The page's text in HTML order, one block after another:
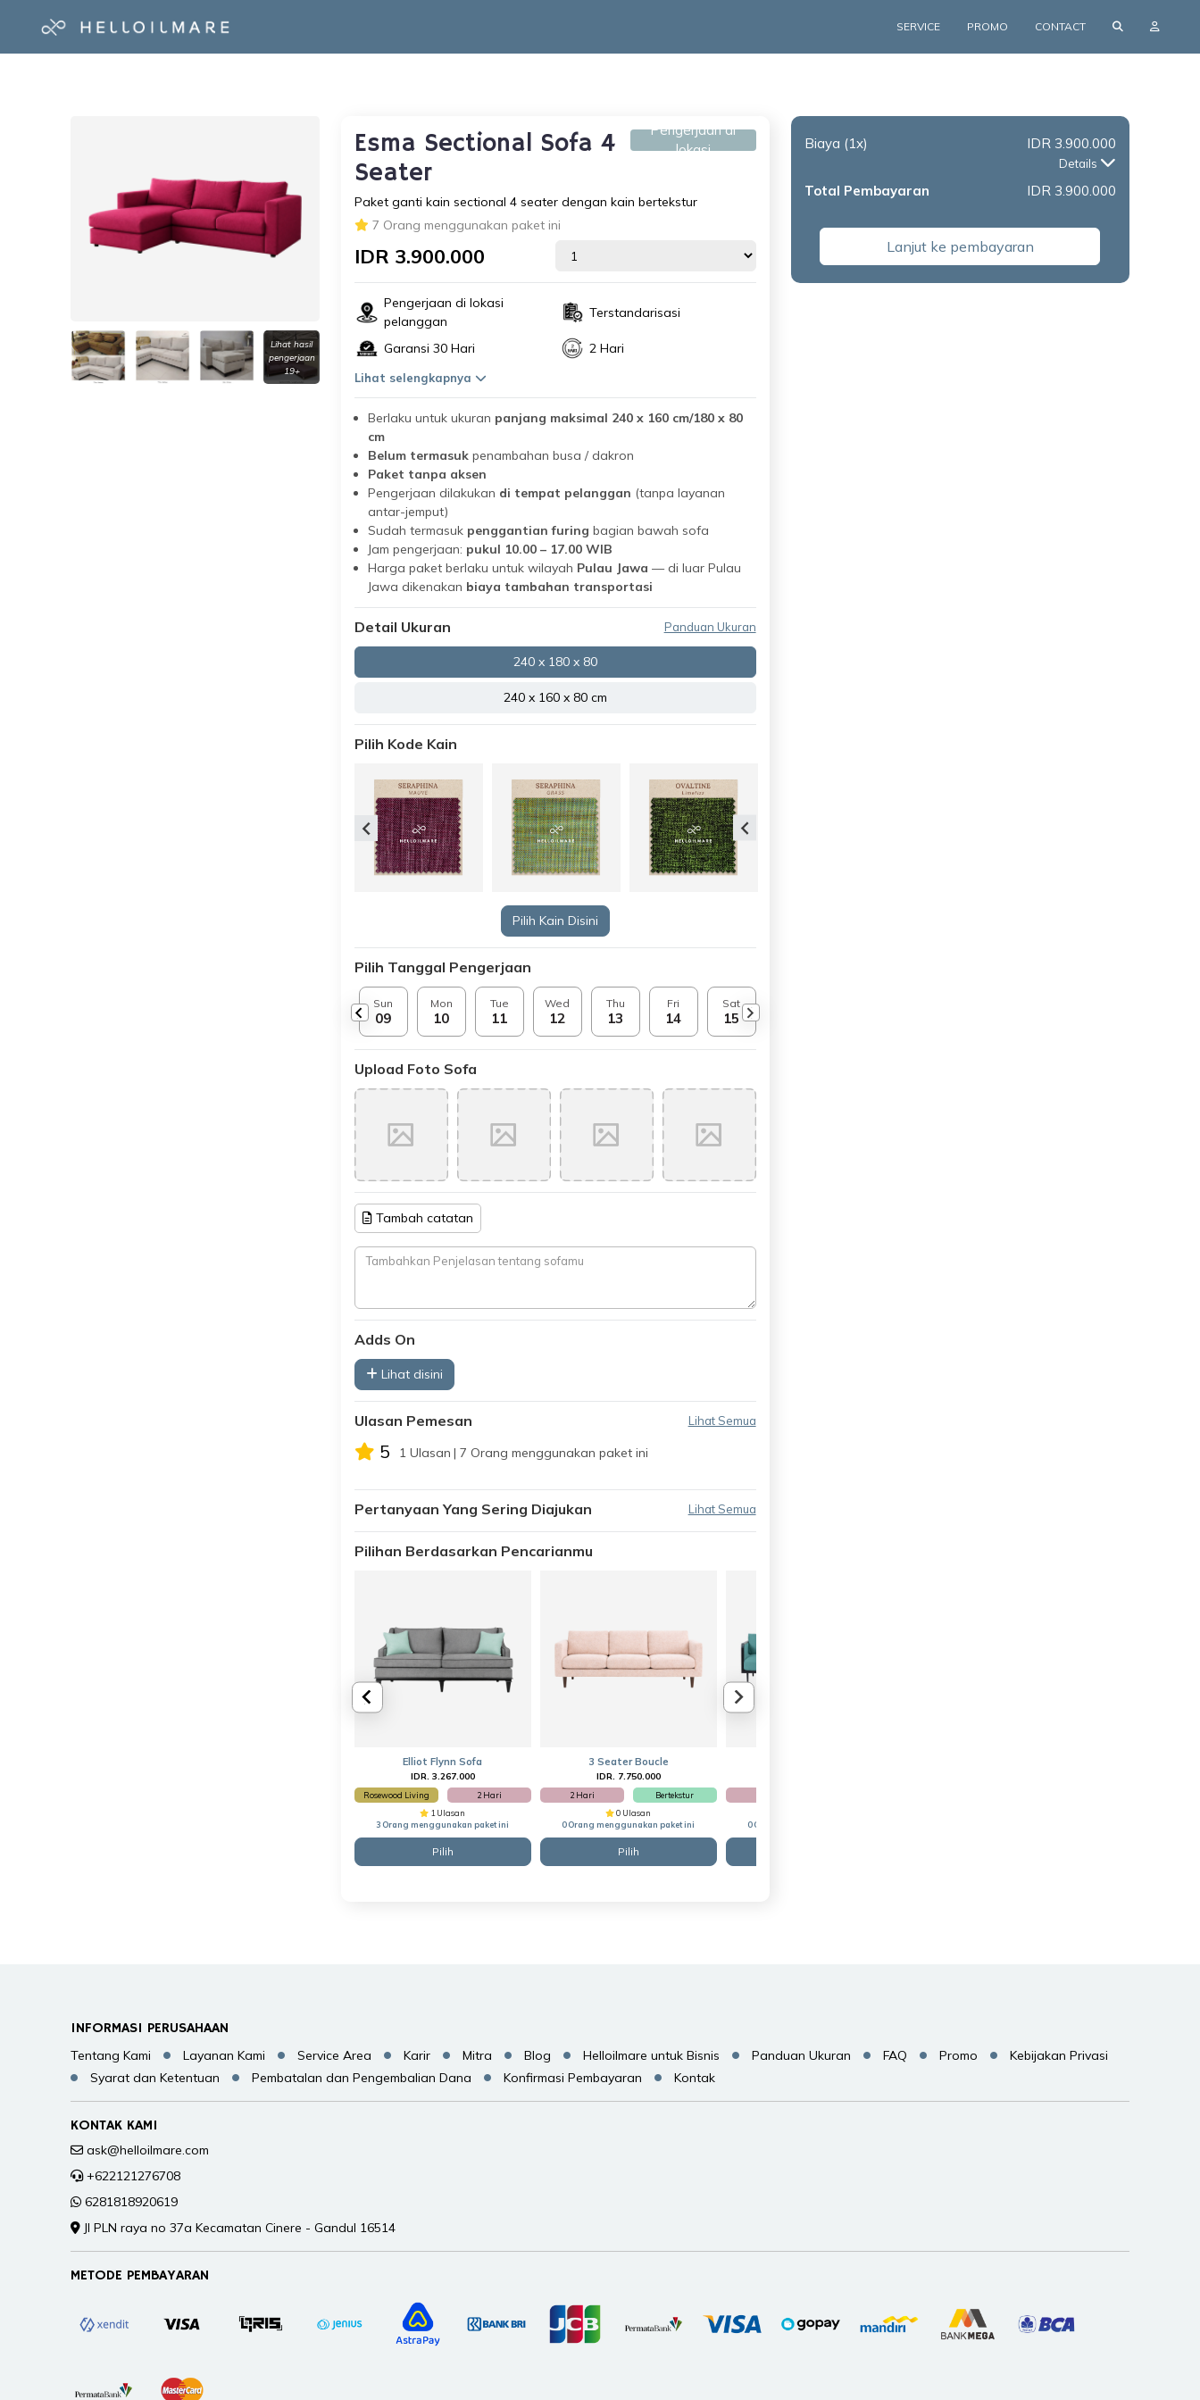
SERVICE PROMO CONTACT
Lihat hasil
pengerjaan
19+
Esma Sectional Sofa 4
Seater
Pengerjaan di
lokasi
Paket ganti kain sectional 4 seater dengan kain bertekstur
7 Orang menggunakan paket ini
IDR 3.900.000
Pengerjaan di lokasi
pelanggan
Terstandarisasi
Garansi 30 Hari 2 Hari
Lihat selengkapnya
Berlaku untuk ukuran panjang maksimal 240 x 160 cm/180 x 80
cm
Belum termasukpenambahan busa / dakron
Paket tanpa aksen
Pengerjaan dilakukan di tempat pelanggan (tanpa layanan
antar-jemput)
Sudah termasuk penggantian furing bagian bawah sofa
Jam pengerjaan: pukul 10.00 – 17.00 WIB
Harga paket berlaku untuk wilayah Pulau Jawa — di luar Pulau
Jawa dikenakan biaya tambahan transportasi
Detail Ukuran Panduan Ukuran
240 x 180 x 80
240 x 160 x 80 cm
Pilih Kode Kain
Pilih Kain Disini
Pilih Tanggal Pengerjaan
Sun
09
Mon
10
Tue
11
Wed
12
Thu
13
Fri
14
Sat
15
Upload Foto Sofa
Tambah catatan
Adds On
Lihat disini
Ulasan Pemesan Lihat Semua
5 1 Ulasan | 7 Orang menggunakan paket ini
Pertanyaan Yang Sering Diajukan Lihat Semua
Pilihan Berdasarkan Pencarianmu
Elliot Flynn Sofa
IDR. 3.267.000
Rosewood Living
2 Hari
1 Ulasan
3 Orang menggunakan paket ini
Pilih
3 Seater Boucle
IDR. 7.750.000
2 Hari
Bertekstur
0 Ulasan
0 Orang menggunakan paket ini
Pilih
0 Orang menggunakan paket ini
Biaya (1x) IDR 3.900.000
Details
Total Pembayaran IDR 3.900.000
Lanjut ke pembayaran
INFORMASI PERUSAHAAN
Tentang Kami Layanan Kami Service Area Karir Mitra Blog Helloilmare untuk Bisnis Panduan Ukuran FAQ Promo
Kebijakan Privasi
Syarat dan Ketentuan
Pembatalan dan Pengembalian Dana Konfirmasi Pembayaran Kontak
KONTAK KAMI
ask@helloilmare.com
+622121276708
6281818920619
Jl PLN raya no 37a Kecamatan Cinere - Gandul 16514
METODE PEMBAYARAN